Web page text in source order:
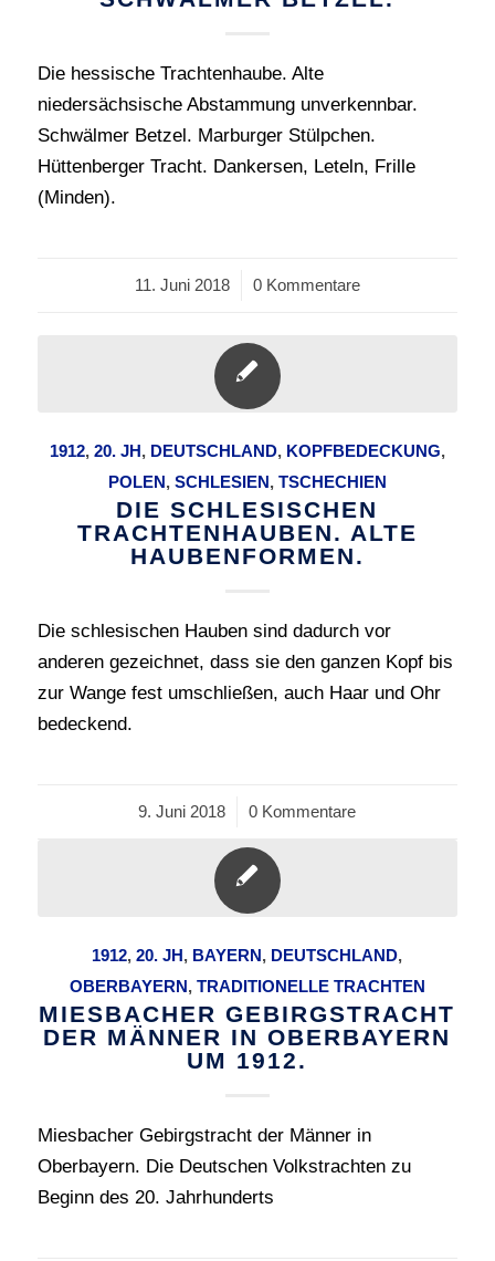
Die hessische Trachtenhaube. Alte
niedersächsische Abstammung unverkennbar.
Schwälmer Betzel. Marburger Stülpchen.
Hüttenberger Tracht. Dankersen, Leteln, Frille
(Minden).
11. Juni 2018
/ 0 Kommentare
1912, 20. JH, DEUTSCHLAND, KOPFBEDECKUNG,
POLEN, SCHLESIEN, TSCHECHIEN
DIE SCHLESISCHEN
TRACHTENHAUBEN. ALTE
HAUBENFORMEN.
Die schlesischen Hauben sind dadurch vor
anderen gezeichnet, dass sie den ganzen Kopf bis
zur Wange fest umschließen, auch Haar und Ohr
bedeckend.
9. Juni 2018
/ 0 Kommentare
1912,20. JH, BAYERN, DEUTSCHLAND,
OBERBAYERN, TRADITIONELLE TRACHTEN
MIESBACHER GEBIRGSTRACHT
DER MÄNNER IN OBERBAYERN
UM 1912.
Miesbacher Gebirgstracht der Männer in
Oberbayern. Die Deutschen Volkstrachten zu
Beginn des 20. Jahrhunderts